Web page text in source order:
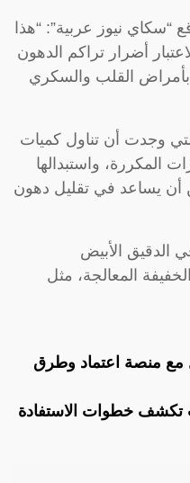
“سكاي نيوز عربية”: “هذا
أضرار تراكم الدهون
القلب والسكري
وجدت أن تناول كميات
المكررة، واستبدالها
أن يساعد في تقليل دهون
الدقيق الأبيض
المعالجة، مثل
مع منصة اعتماد وطرق
تكشف خطوات الاستفادة